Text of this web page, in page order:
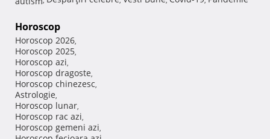
Horoscop
Horoscop 2026,
Horoscop 2025,
Horoscop azi,
Horoscop dragoste,
Horoscop chinezesc,
Astrologie,
Horoscop lunar,
Horoscop rac azi,
Horoscop gemeni azi,